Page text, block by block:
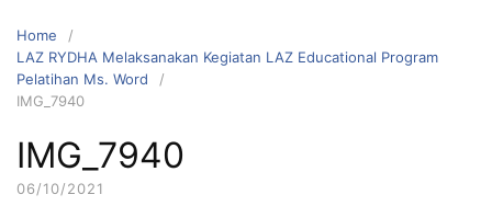
Home
LAZ RYDHA Melaksanakan Kegiatan LAZ Educational Program
Pelatihan Ms. Word
IMG_7940
IMG_7940
06/10/2021